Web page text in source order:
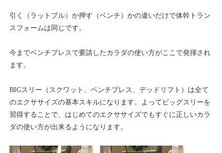
引く（ラットプル）か押す（ベンチ）かの違いだけで体幹トラン
スフォームは同じです。
今までベンチプレスで要請したカラダの使い方がここで発揮され
ます。
BIGスリー（スクワット、ベンチプレス、デッドリフト）は全て
のエクササイズの基本スキルになります。よってビッグスリーを
習得することで、はじめてのエクササイズでもすぐに正しいカラ
ダの使い方が出来るようになります。